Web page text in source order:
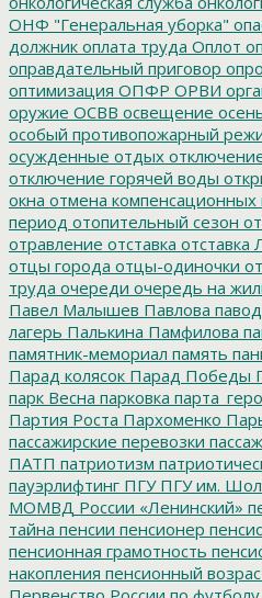
ОНФ "Генеральная уборка"
должник оплата труда Оплот
оправдательный приговор
оптимизация ОПФР ОРВИ
оружие ОСВВ освещение
особый противопожарный
осужденные отдых
отключение горячей воды
окна отмена компенсационных
период отопительный сезон
отравление отставка отставка
отцы города отцы-одиночки
труда очереди очередь на
Павел Малышев Павлова
лагерь Палькина Памфилова
памятник-мемориал память
Парад колясок Парад Победы
парк Весна парковка
Партия Роста Пархоменко
пассажирские перевозки
ПАТП патриотизм
пауэрлифтинг ПГУПГУ им.
МОМВД России «Ленинский»
тайна пенсии пенсионер
пенсионная грамотность
накопления пенсионный